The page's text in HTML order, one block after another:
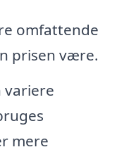
omfattende
prisen være.
variere
mere